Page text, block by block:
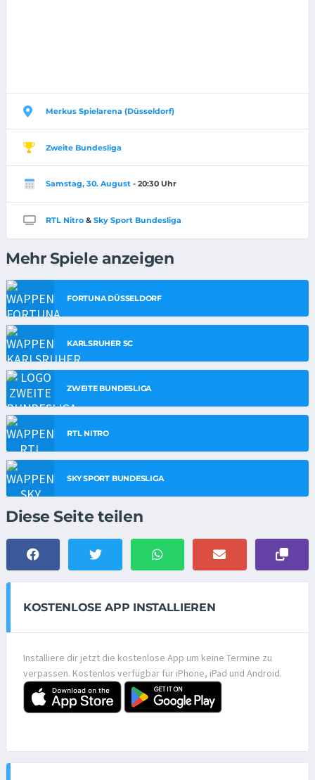
Merkus Spielarena (Düsseldorf)
Zweite Bundesliga
Samstag, 30. August - 20:30 Uhr
RTL Nitro & Sky Sport Bundesliga
Mehr Spiele anzeigen
FORTUNA DÜSSELDORF
KARLSRUHER SC
ZWEITE BUNDESLIGA
RTL NITRO
SKY SPORT BUNDESLIGA
Diese Seite teilen
KOSTENLOSE APP INSTALLIEREN
Installiere dir jetzt die kostenlose App um keine Termine zu
verpassen. Kostenlos verfügbar für iPhone, iPad und Android.